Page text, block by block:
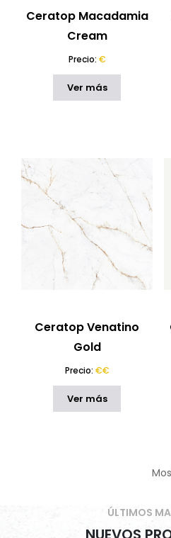
Ceratop Macadamia
Cream
Precio: €
Ver más
Ceratop Venatino
Gold
Precio: €€
Ver más
ÚLTIMOS